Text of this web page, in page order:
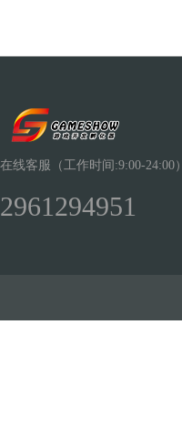
在线客服（工作时间:9:00-24:00）
2961294951